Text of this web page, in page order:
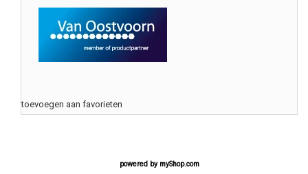
toevoegen aan favorieten
powered by myShop.com